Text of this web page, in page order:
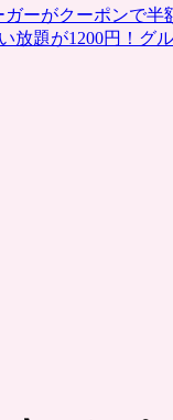
ーがクーポンで半
放題が1200円！グ